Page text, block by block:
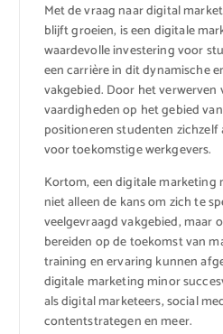
Met de vraag naar digital
blijft groeien, is een digitale
waardevolle investering voor
een carrière in dit dynamische
vakgebied. Door het
vaardigheden op het gebied
positioneren studenten zichzelf
voor toekomstige werkgevers.
Kortom, een digitale
niet alleen de kans om zich te
veelgevraagd vakgebied, maar
bereiden op de toekomst van
training en ervaring kunnen
digitale marketing minor
als digital marketeers, social
contentstrategen en meer.